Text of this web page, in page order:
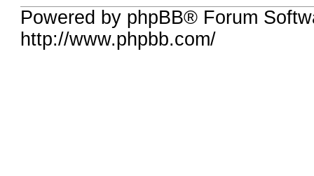
Powered by phpBB® Forum
http://www.phpbb.com/